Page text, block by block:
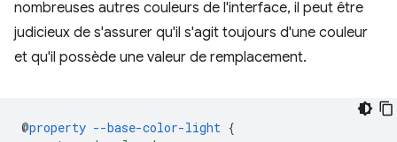
nombreuses autres couleurs de l'interface, il peut être
judicieux de s'assurer qu'il s'agit toujours d'une couleur
et qu'il possède une valeur de remplacement.
@property --base-color-light {